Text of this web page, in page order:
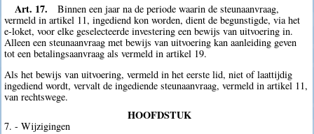
Art. 17.
Binnen een jaar na de periode waarin de steunaanvraag,
vermeld in artikel 11, ingediend kon worden, dient de begunstigde, via het
e-loket, voor elke geselecteerde investering een bewijs van uitvoering in.
Alleen een steunaanvraag met bewijs van uitvoering kan aanleiding geven
tot een betalingsaanvraag als vermeld in artikel 19.
Als het bewijs van uitvoering, vermeld in het eerste lid, niet of laattijdig
ingediend wordt, vervalt de ingediende steunaanvraag, vermeld in artikel 11,
van rechtswege.
HOOFDSTUK
7. - Wijzigingen